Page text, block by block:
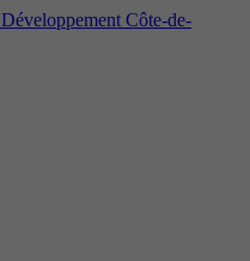
Développement Côte-de-